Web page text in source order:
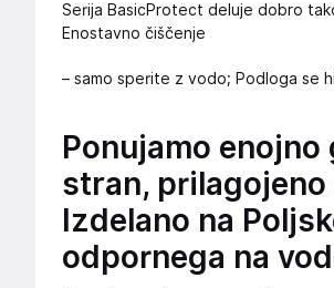
Serija BasicProtect deluje dobro
Enostavno čiščenje
– samo sperite z vodo; Podloga se
Ponujamo
stran,
Izdelano na
odpornega na